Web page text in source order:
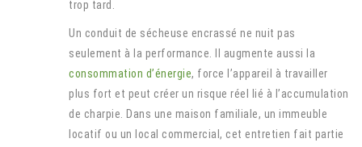
trop tard.
Un conduit de sécheuse encrassé ne nuit pas
seulement à la performance. Il augmente aussi la
consommation d’énergie, force l’appareil à travailler
plus fort et peut créer un risque réel lié à l’accumulation
de charpie. Dans une maison familiale, un immeuble
locatif ou un local commercial, cet entretien fait partie